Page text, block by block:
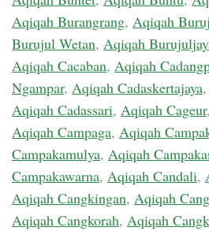
Aqiqah Burangrang, Aqiqah
Burujul Wetan, Aqiqah
Aqiqah Cacaban, Aqiqah
Ngampar, Aqiqah Cadaskertajaya,
Aqiqah Cadassari, Aqiqah Cageur,
Aqiqah Campaga, Aqiqah
Campakamulya, Aqiqah
Campakawarna, Aqiqah Candali,
Aqiqah Cangkingan, Aqiqah
Aqiqah Cangkorah, Aqiqah